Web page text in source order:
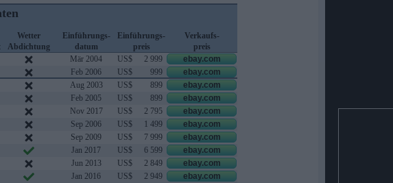
Wetter
Abdichtung
Einführungs-
datum
Einführungs-
preis
Verkaufs-
preis
Mär 2004 US$ 2 999
ebay.com
Feb 2006 US$ 999
ebay.com
Aug 2003 US$ 899
ebay.com
Feb 2005 US$ 899
ebay.com
Nov 2017 US$ 2 795
ebay.com
Sep 2006 US$ 1 499
ebay.com
Sep 2009 US$ 7 999
ebay.com
Jan 2017 US$ 6 599
ebay.com
Jun 2013 US$ 2 849
ebay.com
Jan 2016 US$ 2 949
ebay.com